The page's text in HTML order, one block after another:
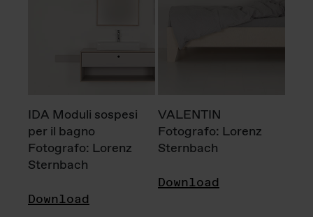
IDA Moduli sospesi
per il bagno
Fotografo: Lorenz
Sternbach
Download
VALENTIN
Fotografo: Lorenz
Sternbach
Download